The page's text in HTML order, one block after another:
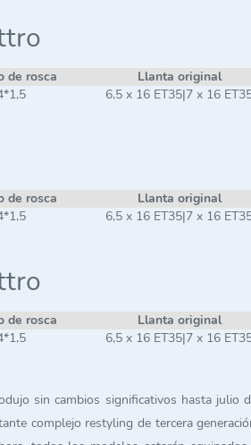
de rosca Llanta original
6,5 x 16 ET35|7 x 16
de rosca Llanta original
6,5 x 16 ET35|7 x 16
de rosca Llanta original
6,5 x 16 ET35|7 x 16
sin cambios significativos hasta julio
complejo restyling de tercera